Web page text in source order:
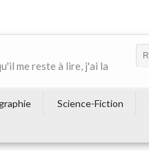
me reste à lire, j'ai la
Science-Fiction